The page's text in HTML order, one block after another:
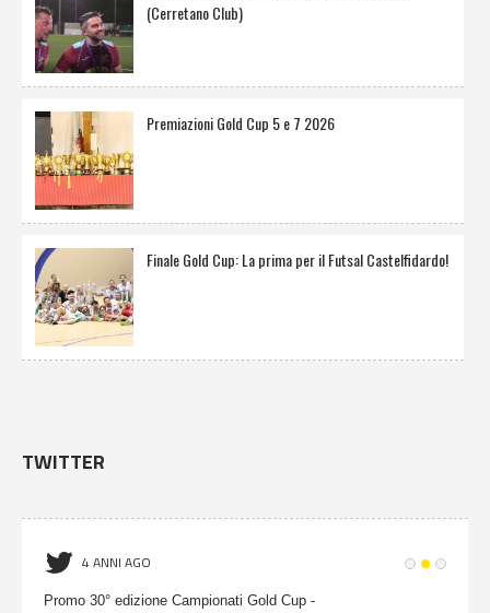
(Cerretano Club)
Premiazioni Gold Cup 5 e 7 2026
Finale Gold Cup: La prima per il Futsal Castelfidardo!
TWITTER
4 ANNI AGO
Promo 30° edizione Campionati Gold Cup -